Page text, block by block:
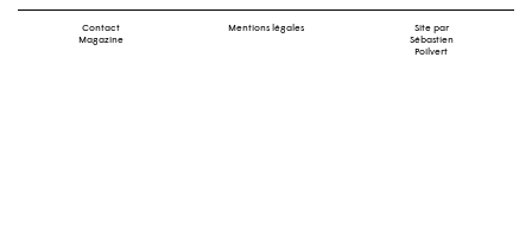
Contact
Magazine
Mentions légales
Site par
Sébastien
Poilvert